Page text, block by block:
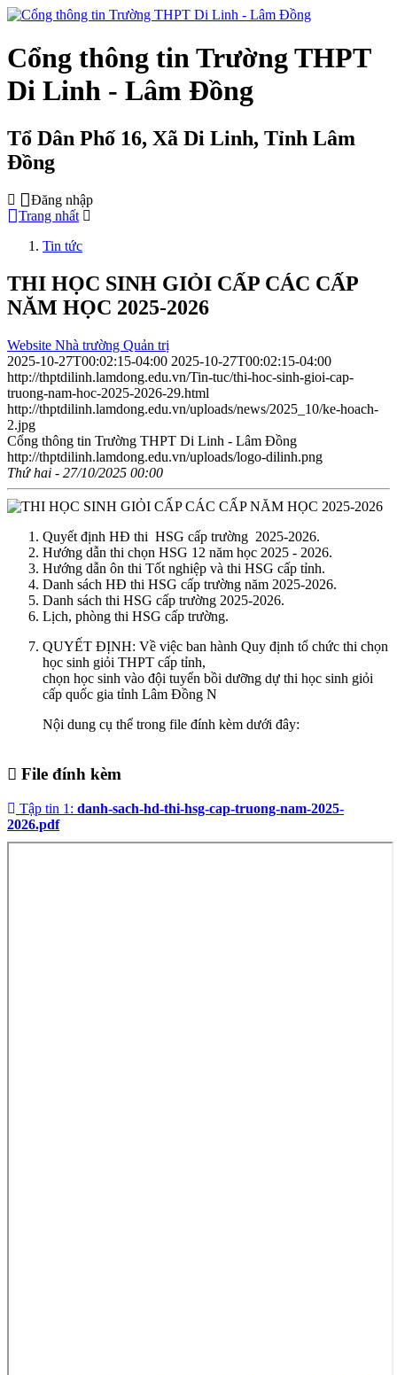
Cổng thông tin Trường THPT
Di Linh - Lâm Đồng
Tổ Dân Phố 16, Xã Di Linh, Tỉnh Lâm
Đồng
Đăng nhập
Trang nhất
Tin tức
THI HỌC SINH GIỎI CẤP CÁC CẤP
NĂM HỌC 2025-2026
Website Nhà trường Quản trị
2025-10-27T00:02:15-04:00 2025-10-27T00:02:15-04:00
http://thptdilinh.lamdong.edu.vn/Tin-tuc/thi-hoc-sinh-gioi-cap-
truong-nam-hoc-2025-2026-29.html
http://thptdilinh.lamdong.edu.vn/uploads/news/2025_10/ke-hoach-
2.jpg
Cổng thông tin Trường THPT Di Linh - Lâm Đồng
http://thptdilinh.lamdong.edu.vn/uploads/logo-dilinh.png
Thứ hai - 27/10/2025 00:00
Quyết định HĐ thi HSG cấp trường 2025-2026.
Hướng dẫn thi chọn HSG 12 năm học 2025 - 2026.
Hướng dẫn ôn thi Tốt nghiệp và thi HSG cấp tỉnh.
Danh sách HĐ thi HSG cấp trường năm 2025-2026.
Danh sách thi HSG cấp trường 2025-2026.
Lịch, phòng thi HSG cấp trường.
QUYẾT ĐỊNH: Về việc ban hành Quy định tổ chức thi chọn
học sinh giỏi THPT cấp tỉnh,
chọn học sinh vào đội tuyển bồi dưỡng dự thi học sinh giỏi
cấp quốc gia tỉnh Lâm Đồng N
Nội dung cụ thể trong file đính kèm dưới đây:
File đính kèm
Tập tin 1: danh-sach-hd-thi-hsg-cap-truong-nam-2025-
2026.pdf